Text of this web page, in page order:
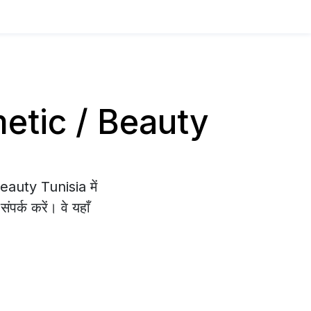
/ Beauty
Tunisia में
करें। वे यहाँ